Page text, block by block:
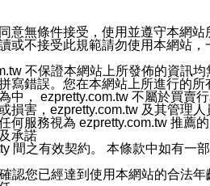
過您所提供的郵件地址與您取得
子郵件。
型訊息傳送重要訊息給您。即使
通知型訊息以對您有效且重要的訊
話號碼與本公司/本服務所傳來的電
APP 設定中，同意接收通知型
送訊息之 LINE 官方帳號。
定，操作如下：
定」
」
息」
型訊息」
意無條件接受，使用並遵守本網
或不接受此規範請勿使用本網站
不保證本網站上所發佈的資訊
寫錯誤。您在本網站上所進行的
中， ezpretty.com.tw 不屬於買賣
損害，ezpretty.com.tw 及其管理
何服務視為 ezpretty.com.tw 推薦
承諾
間之有效契約。 本條款中如有一
認您已經達到使用本網站的合法